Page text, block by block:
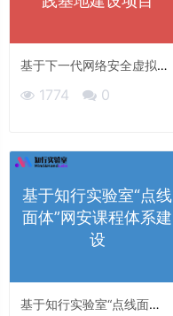
基于下一代网络安全虚拟实
战平台人才实践基地建设项
1774 0
基于知行实验室“点线
面体”网安课程体系建
设
基于知行实验室“点线面